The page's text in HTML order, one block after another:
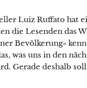
Luiz Ruffato hat
die Lesenden das
Bevölkerung«
was uns in den
Gerade deshalb